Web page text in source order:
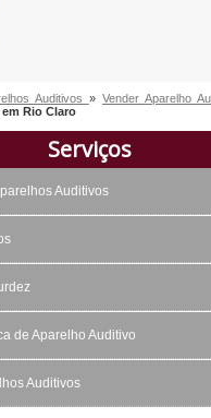
Auditivos » Vender Aparelho
Rio Claro
Serviços
Auditivos
de Aparelho Auditivo
Auditivos